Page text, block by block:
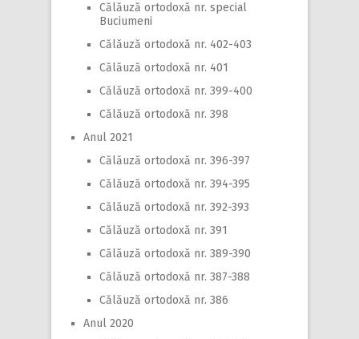
Călăuză ortodoxă nr. special
Buciumeni
Călăuză ortodoxă nr. 402-403
Călăuză ortodoxă nr. 401
Călăuză ortodoxă nr. 399-400
Călăuză ortodoxă nr. 398
Anul 2021
Călăuză ortodoxă nr. 396-397
Călăuză ortodoxă nr. 394-395
Călăuză ortodoxă nr. 392-393
Călăuză ortodoxă nr. 391
Călăuză ortodoxă nr. 389-390
Călăuză ortodoxă nr. 387-388
Călăuză ortodoxă nr. 386
Anul 2020